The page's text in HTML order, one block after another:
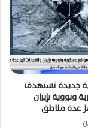
جديدة تستهدف
ونووية بإيران
عدة مناطق